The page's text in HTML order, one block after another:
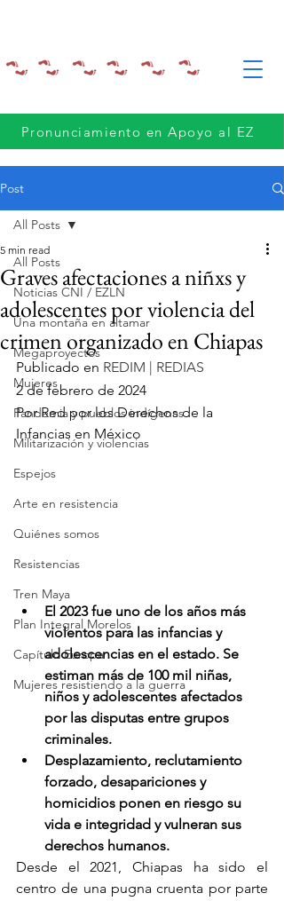
Pronunciamiento en Apoyo al EZ
Post
All Posts
Noticias CNI / EZLN
Una montaña en altamar
Megaproyectos
Mujeres
Pandemia y pueblos indígenas
Militarización y violencias
Espejos
Arte en resistencia
Quiénes somos
Resistencias
Tren Maya
Plan Integral Morelos
Capítulo Europa
Mujeres resistiendo a la guerra
All Posts
Graves afectaciones a niñxs y
adolescentes por violencia del
crimen organizado en Chiapas
5 min read
Publicado en REDIM | REDIAS
2 de febrero de 2024
Por Red por los Derechos de la
Infancias en México
El 2023 fue uno de los años más
violentos para las infancias y
adolescencias en el estado. Se
estiman más de 100 mil niñas,
niños y adolescentes afectados
por las disputas entre grupos
criminales.
Desplazamiento, reclutamiento
forzado, desapariciones y
homicidios ponen en riesgo su
vida e integridad y vulneran sus
derechos humanos.
Desde el 2021, Chiapas ha sido el
centro de una pugna cruenta por parte